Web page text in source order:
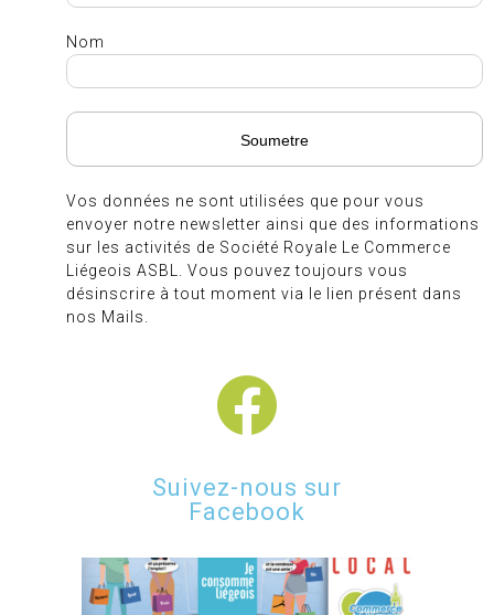
Nom
Vos données ne sont utilisées que pour vous
envoyer notre newsletter ainsi que des informations
sur les activités de Société Royale Le Commerce
Liégeois ASBL. Vous pouvez toujours vous
désinscrire à tout moment via le lien présent dans
nos Mails.
Suivez-nous sur
Facebook